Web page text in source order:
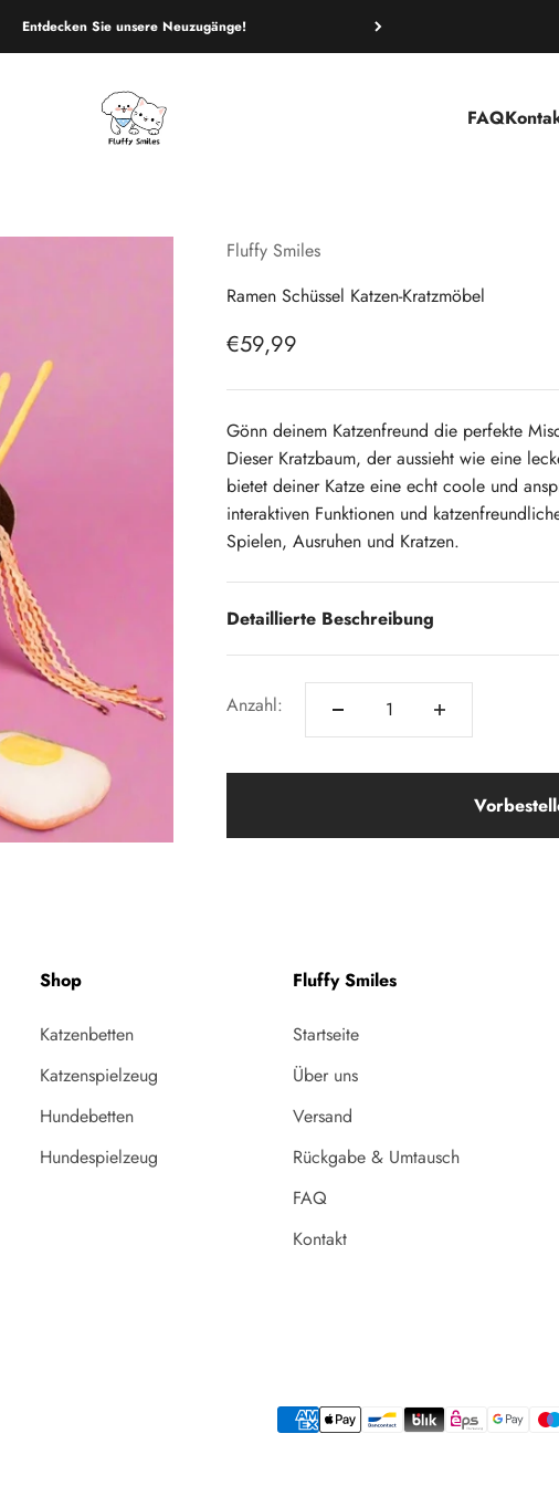
Entdecken Sie unsere Neuzugänge!
Fluffy Smiles
FAQ
Fluffy Smiles
Ramen Schüssel Katzen-Kratzmöbel
Angebot
€59,99
Gönn deinem Katzenfreund die perfekte
Dieser Kratzbaum, der aussieht wie eine
bietet deiner Katze eine echt coole und
interaktiven Funktionen und
Spielen, Ausruhen und Kratzen.
Detaillierte Beschreibung
Anzahl:
Shop
Katzenbetten
Katzenspielzeug
Hundebetten
Hundespielzeug
Fluffy Smiles
Startseite
Über uns
Versand
Rückgabe & Umtausch
FAQ
Kontakt